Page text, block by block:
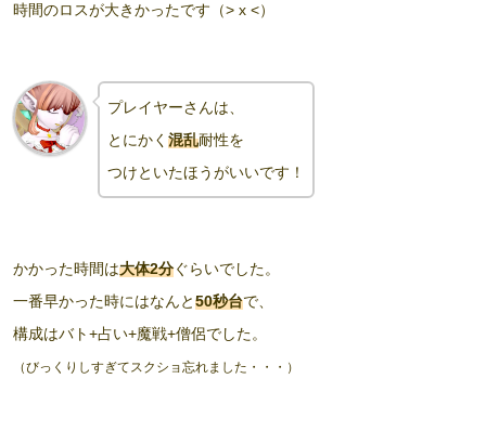
時間のロスが大きかったです（> x <）
プレイヤーさんは、
とにかく 混乱耐性を
つけといたほうがいいです！
かかった時間は大体2分ぐらいでした。
一番早かった時にはなんと50秒台で、
構成はバト+占い+魔戦+僧侶でした。
（びっくりしすぎてスクショ忘れました・・・）